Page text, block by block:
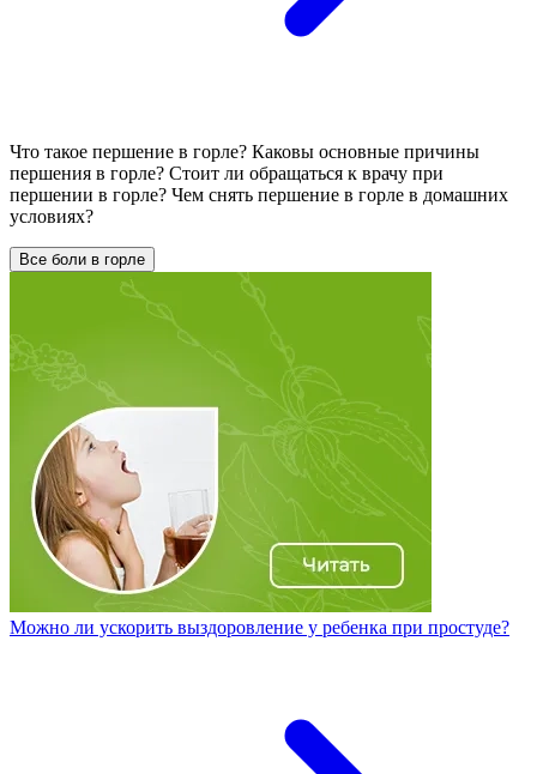
Что такое першение в горле? Каковы основные причины
першения в горле? Стоит ли обращаться к врачу при
першении в горле? Чем снять першение в горле в домашних
условиях?
Все боли в горле
Можно ли ускорить выздоровление у ребенка при простуде?